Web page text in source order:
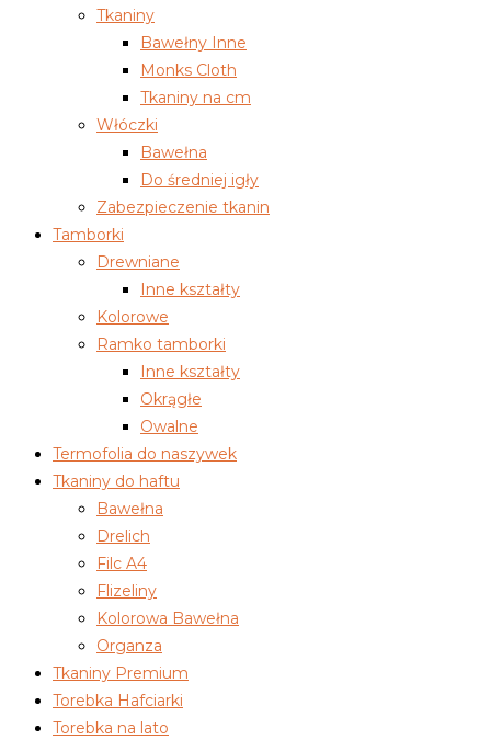
Tkaniny
Bawełny Inne
Monks Cloth
Tkaniny na cm
Włóczki
Bawełna
Do średniej igły
Zabezpieczenie tkanin
Tamborki
Drewniane
Inne kształty
Kolorowe
Ramko tamborki
Inne kształty
Okrągłe
Owalne
Termofolia do naszywek
Tkaniny do haftu
Bawełna
Drelich
Filc A4
Flizeliny
Kolorowa Bawełna
Organza
Tkaniny Premium
Torebka Hafciarki
Torebka na lato